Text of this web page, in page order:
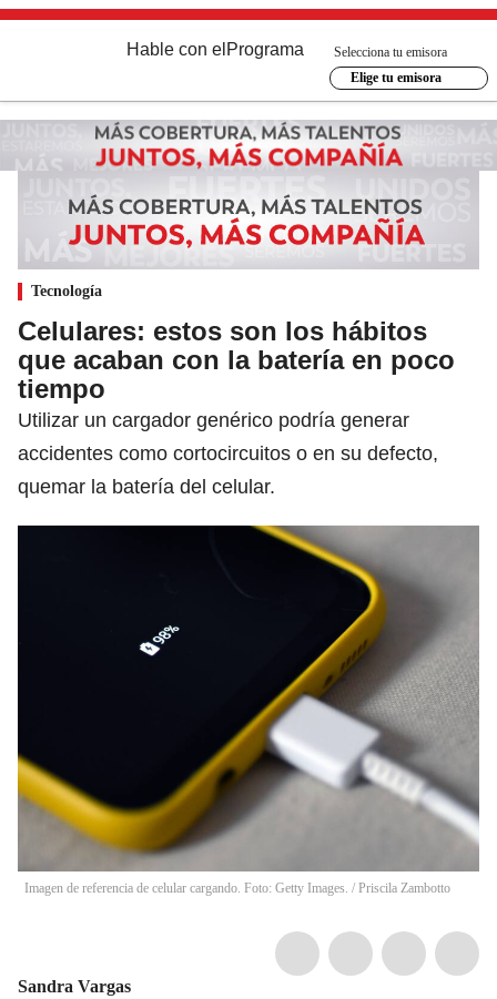
Hable con el Programa
Selecciona tu emisora
Elige tu emisora
Tecnología
Celulares: estos son los hábitos
que acaban con la batería en poco
tiempo
Utilizar un cargador genérico podría generar
accidentes como cortocircuitos o en su defecto,
quemar la batería del celular.
Imagen de referencia de celular cargando. Foto: Getty Images. / Priscila Zambotto
Sandra Vargas